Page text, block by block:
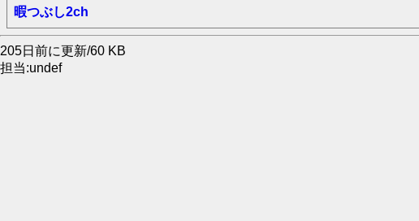
暇つぶし2ch
205日前に更新/60 KB
担当:undef